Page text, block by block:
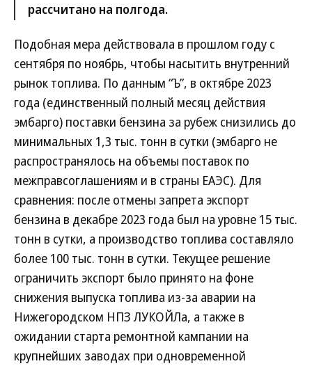
рассчитано на полгода.
Подобная мера действовала в прошлом году с
сентября по ноябрь, чтобы насытить внутренний
рынок топлива. По данным “Ъ”, в октябре 2023
года (единственный полный месяц действия
эмбарго) поставки бензина за рубеж снизились до
минимальных 1,3 тыс. тонн в сутки (эмбарго не
распространялось на объемы поставок по
межправсоглашениям и в страны ЕАЭС). Для
сравнения: после отмены запрета экспорт
бензина в декабре 2023 года был на уровне 15 тыс.
тонн в сутки, а производство топлива составляло
более 100 тыс. тонн в сутки. Текущее решение
ограничить экспорт было принято на фоне
снижения выпуска топлива из-за аварии на
Нижегородском НПЗ ЛУКОЙЛа, а также в
ожидании старта ремонтной кампании на
крупнейших заводах при одновременной